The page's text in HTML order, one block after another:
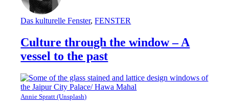
Das kulturelle Fenster,FENSTER
Culture through the window – A
vessel to the past
Annie Spratt (Unsplash)